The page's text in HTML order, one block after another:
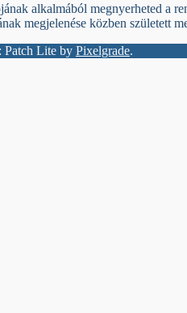
alkalmából megnyerheted a
megjelenése közben született
Patch Lite by Pixelgrade.